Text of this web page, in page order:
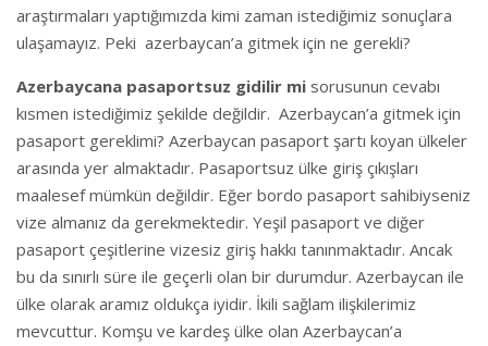
araştırmaları yaptığımızda kimi zaman istediğimiz sonuçlara
ulaşamayız. Peki azerbaycan’a gitmek için ne gerekli?
Azerbaycana pasaportsuz gidilir mi sorusunun cevabı
kısmen istediğimiz şekilde değildir. Azerbaycan’a gitmek için
pasaport gereklimi? Azerbaycan pasaport şartı koyan ülkeler
arasında yer almaktadır. Pasaportsuz ülke giriş çıkışları
maalesef mümkün değildir. Eğer bordo pasaport sahibiyseniz
vize almanız da gerekmektedir. Yeşil pasaport ve diğer
pasaport çeşitlerine vizesiz giriş hakkı tanınmaktadır. Ancak
bu da sınırlı süre ile geçerli olan bir durumdur. Azerbaycan ile
ülke olarak aramız oldukça iyidir. İkili sağlam ilişkilerimiz
mevcuttur. Komşu ve kardeş ülke olan Azerbaycan’a